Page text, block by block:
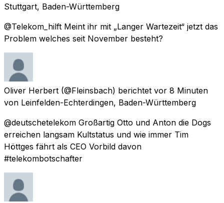
Stuttgart, Baden-Württemberg
@Telekom_hilft Meint ihr mit „Langer Wartezeit“ jetzt das
Problem welches seit November besteht?
Oliver Herbert (@Fleinsbach) berichtet vor 8 Minuten
von Leinfelden-Echterdingen, Baden-Württemberg
@deutschetelekom Großartig Otto und Anton die Dogs
erreichen langsam Kultstatus und wie immer Tim
Höttges fährt als CEO Vorbild davon
#telekombotschafter